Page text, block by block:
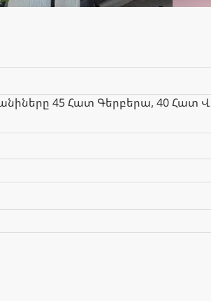
45 Հատ Գերբերա, 40 Հատ